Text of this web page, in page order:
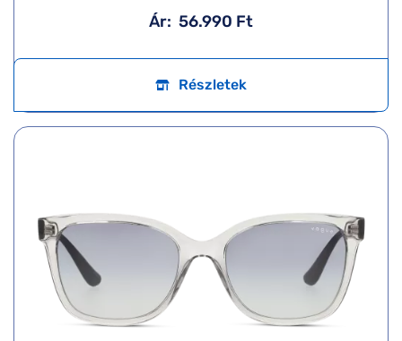
Ár: 56.990 Ft
Részletek